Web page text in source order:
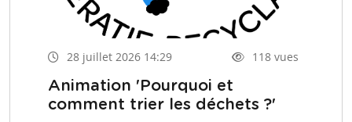
28 juillet 2026 14:29 118 vues
Animation 'Pourquoi et
comment trier les déchets ?'